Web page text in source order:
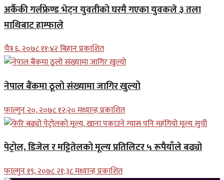
अर्कैकी गर्लफ्रेण्ड भेट्न युवतीको घरमै गएका युवकले ३ तला
माथिबाट हाम्फाले
चैत्र ६, २०७८ ११;४२ बिहान प्रकाशित
नेपाल बैंकमा ठूलो संख्यामा जागिर खुल्यो
फाल्गुन २०, २०७८ १२;२० मध्यान्ह प्रकाशित
पेट्रोल, डिजेल र मट्टितेलको मूल्य प्रतिलिटर ५ रूपैयाँले बढ्यो
फाल्गुन १९, २०७८ २१;३८ मध्यान्ह प्रकाशित